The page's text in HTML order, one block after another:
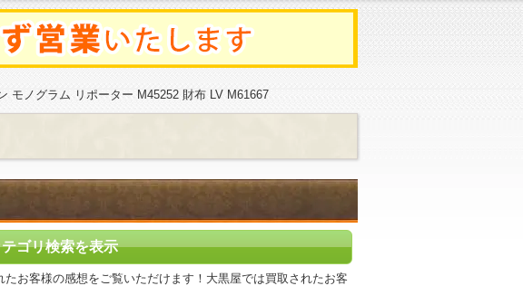
モノグラム リポーター M45252 財布 LV M61667
ゴリ検索を表示
お客様の感想をご覧いただけます！大黒屋では買取されたお客